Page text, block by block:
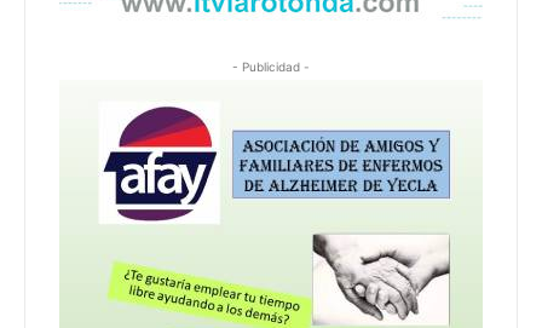
- Publicidad -